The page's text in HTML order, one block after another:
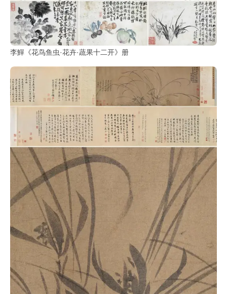
李鱓《花鸟鱼虫·花卉·蔬果十二开》册